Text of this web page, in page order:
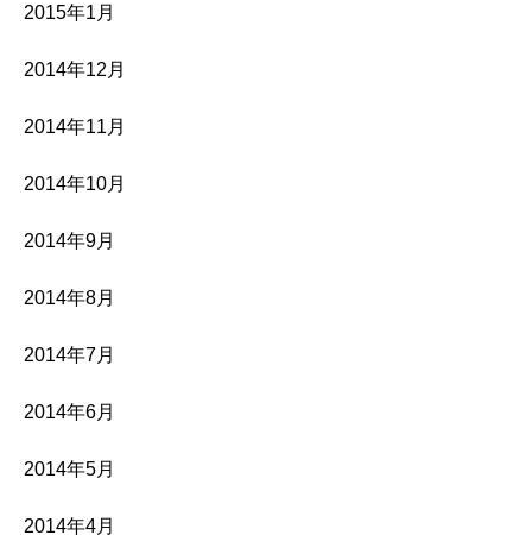
2015年1月
2014年12月
2014年11月
2014年10月
2014年9月
2014年8月
2014年7月
2014年6月
2014年5月
2014年4月